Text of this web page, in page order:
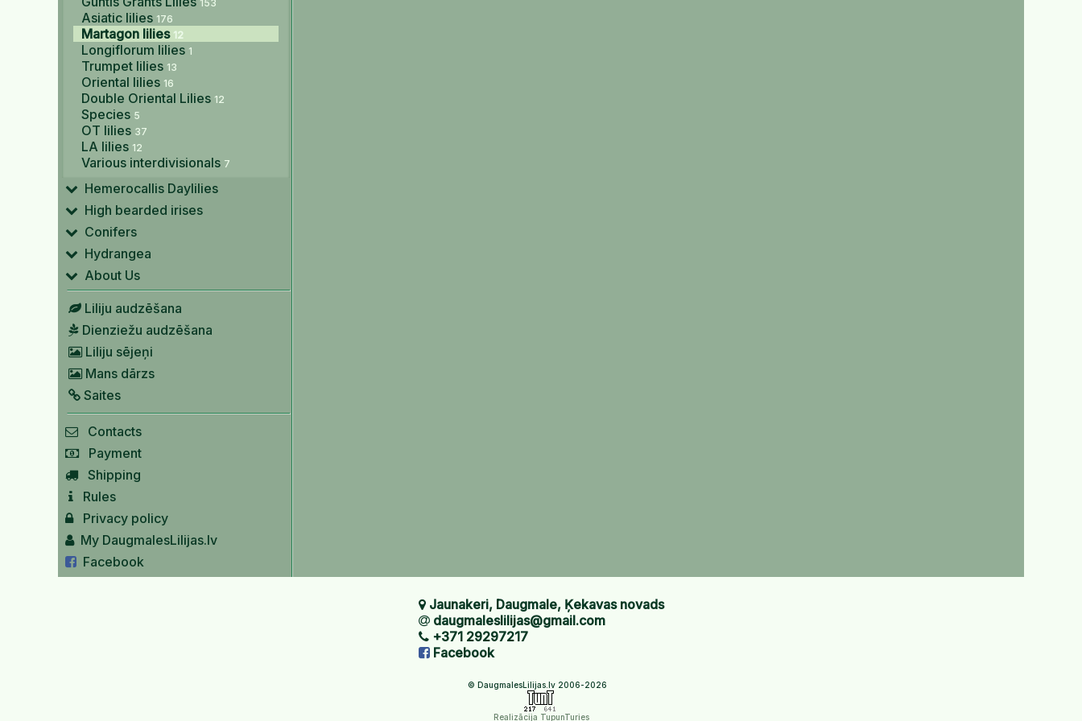
153
Asiatic lilies 176
Martagon lilies 12
Longiflorum lilies 1
Trumpet lilies 13
Oriental lilies 16
Double Oriental Lilies 12
Species 5
OT lilies 37
LA lilies 12
Various interdivisionals 7
Hemerocallis Daylilies
High bearded irises
Conifers
Hydrangea
About Us
Liliju audzēšana
Dienziežu audzēšana
Liliju sējeņi
Mans dārzs
Saites
Contacts
Payment
Shipping
Rules
Privacy policy
My DaugmalesLilijas.lv
Facebook
Jaunakeri, Daugmale, Ķekavas novads
daugmaleslilijas@gmail.com
+371 29297217
Facebook
© DaugmalesLilijas.lv 2006-2026
Realizācija TupunTuries